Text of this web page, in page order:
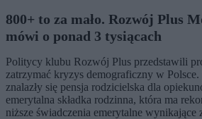
800+ to za mało. Rozwój Plus
mówi o ponad 3 tysiącach
Politycy klubu Rozwój Plus przedstawili
zatrzymać kryzys demograficzny w Polsce.
znalazły się pensja rodzicielska dla
emerytalna składka rodzinna, która ma
niższe świadczenia emerytalne wynikające